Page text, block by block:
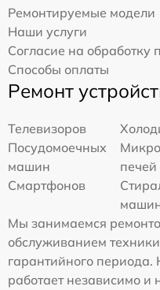
Ремонтируемые модели
Наши услуги
Согласие на
Способы оплаты
Ремонт
Телевизоров
Посудомоечных
машин
печей
Смартфонов
Мы занимаемся
обслуживанием
гарантийного
работает независимо